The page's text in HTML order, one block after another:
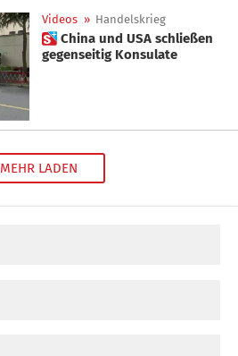
Videos » Handelskrieg
 China und USA schließen
gegenseitig Konsulate
MEHR LADEN